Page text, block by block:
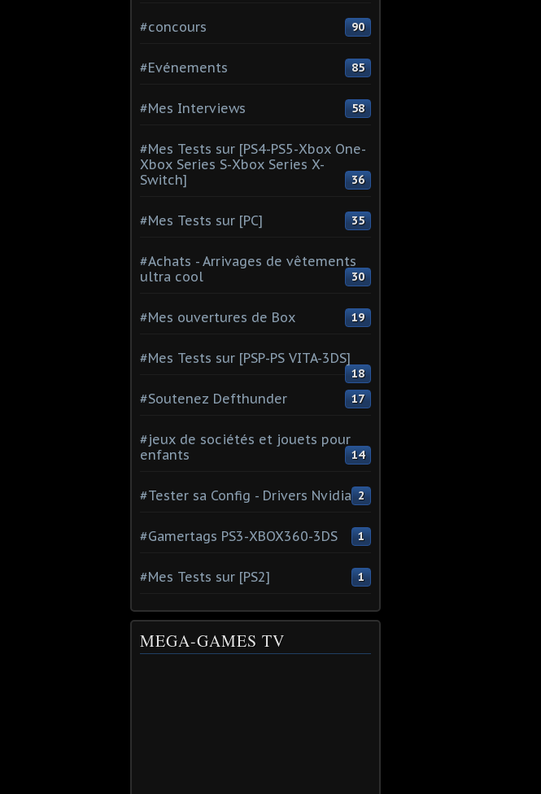
#concours 90
#Evénements 85
#Mes Interviews 58
#Mes Tests sur [PS4-PS5-Xbox One-
Xbox Series S-Xbox Series X-
Switch]
36
#Mes Tests sur [PC] 35
#Achats - Arrivages de vêtements
ultra cool
30
#Mes ouvertures de Box 19
#Mes Tests sur [PSP-PS VITA-3DS]
18
#Soutenez Defthunder 17
#jeux de sociétés et jouets pour
enfants
14
#Tester sa Config - Drivers Nvidia 2
#Gamertags PS3-XBOX360-3DS 1
#Mes Tests sur [PS2] 1
MEGA-GAMES TV